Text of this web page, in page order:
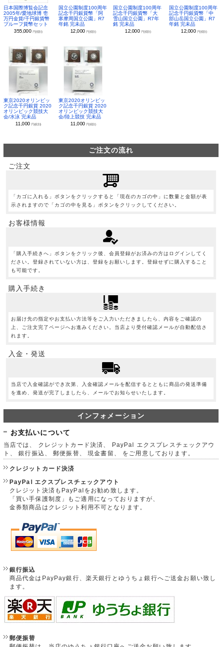
日本国際博覧会記念
2005年/愛地球博 壱
万円金貨/千円銀貨幣
プルーフ貨幣セット
355,000 円(税別)
国立公園制度100周年
記念千円銀貨幣「阿
寒摩周国立公園」R7
年銘 完未品
12,000 円(税別)
国立公園制度100周年
記念千円銀貨幣「大
雪山国立公園」R7年
銘 完未品
12,000 円(税別)
国立公園制度100周年
記念千円銀貨幣「中
部山岳国立公園」R7
年銘 完未品
12,000 円(税別)
東京2020オリンピッ
ク記念千円銀貨 2020
オリンピック競技大
会/水泳 完未品
11,000円(税別)
東京2020オリンピッ
ク記念千円銀貨 2020
オリンピック競技大
会/陸上競技 完未品
11,000 円(税別)
ご注文の流れ
ご注文
「カゴに入れる」ボタンをクリックすると「現在のカゴの中」に数量と金額が表
示されますので「カゴの中を見る」ボタンをクリックしてください。
お客様情報
「購入手続きへ」ボタンをクリック後、会員登録がお済みの方はログインしてく
ださい。登録されていない方は、登録をお願いします。登録せずに購入すること
も可能です。
購入手続き
お届け先の指定やお支払い方法等をご入力いただきましたら、内容をご確認の
上、ご注文完了ページへお進みください。当店より受付確認メールが自動配信さ
れます。
入金・発送
当店で入金確認ができ次第、入金確認メールを配信するとともに商品の発送準備
を進め、発送が完了しましたら、メールでお知らせいたします。
インフォメーション
お支払いについて
当店では、 クレジットカード決済、 PayPal エクスプレスチェックアウ
ト、 銀行振込、 郵便振替、 現金書留、 をご用意しております。
クレジットカード決済
PayPal エクスプレスチェックアウト
クレジット決済もPayPalをお勧め致します。
「買い手保護制度」もご適用になっておりますが、
金券類商品はクレジット利用不可となります。
銀行振込
商品代金はPayPay銀行、楽天銀行とゆうちょ銀行へご送金お願い致し
ます。
郵便振替